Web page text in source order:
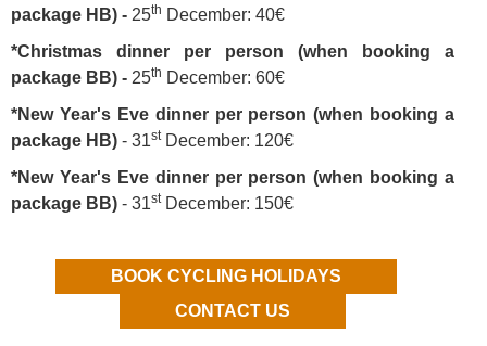
package HB) - 25th December: 40€
*Christmas dinner per person (when booking a
package BB) - 25th December: 60€
*New Year's Eve dinner per person (when booking a
package HB) - 31stDecember: 120€
*New Year's Eve dinner per person (when booking a
package BB) - 31stDecember: 150€
BOOK CYCLING HOLIDAYS
CONTACT US